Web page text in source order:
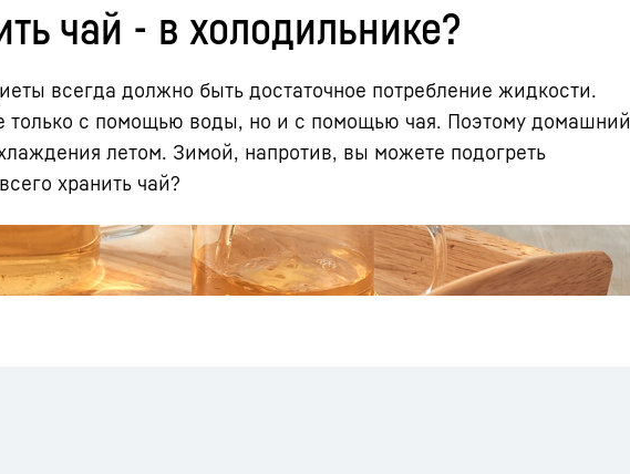
Карьера в Liebherr
чай - в холодильнике?
всегда должно быть достаточное потребление жидкости.
только с помощью воды, но и с помощью чая. Поэтому домашний
летом. Зимой, напротив, вы можете подогреть
хранить чай?